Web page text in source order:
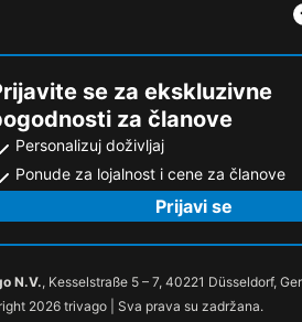
se za ekskluzivne
za članove
Personalizuj doživljaj
Ponude za lojalnost i cene za članove
Prijavi se
N.V., Kesselstraße 5 – 7, 40221 Düsseldorf,
2026 trivago | Sva prava su zadržana.